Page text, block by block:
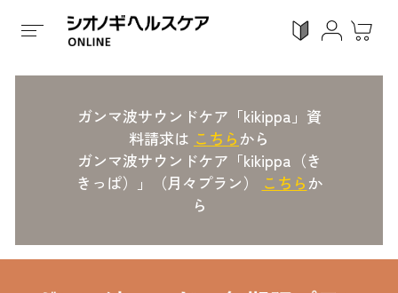
ログイン
会員登録
感染対策 Proシリーズ スキンケア ガン
ホーム / 全ての商品 / ホームケア ガンマ波サウンドケ
ガンマ波サウンドケア「kikippa」資
料請求は こちら から
ガンマ波サウンドケア「kikippa（き
きっぱ）」（月々プラン）
こちら か
ら